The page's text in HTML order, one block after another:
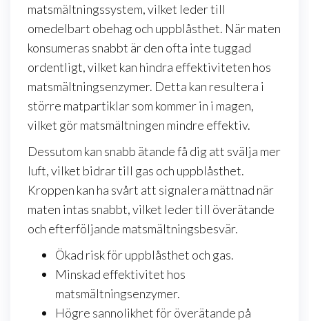
matsmältningssystem, vilket leder till
omedelbart obehag och uppblåsthet. När maten
konsumeras snabbt är den ofta inte tuggad
ordentligt, vilket kan hindra effektiviteten hos
matsmältningsenzymer. Detta kan resultera i
större matpartiklar som kommer in i magen,
vilket gör matsmältningen mindre effektiv.
Dessutom kan snabb ätande få dig att svälja mer
luft, vilket bidrar till gas och uppblåsthet.
Kroppen kan ha svårt att signalera mättnad när
maten intas snabbt, vilket leder till överätande
och efterföljande matsmältningsbesvär.
Ökad risk för uppblåsthet och gas.
Minskad effektivitet hos
matsmältningsenzymer.
Högre sannolikhet för överätande på